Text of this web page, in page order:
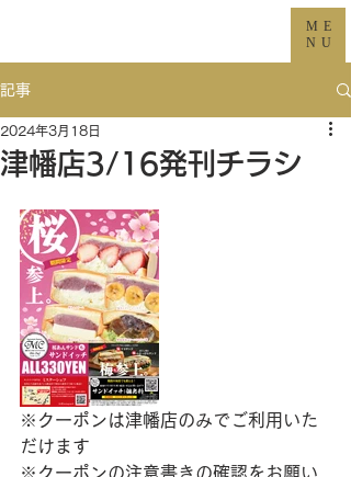
ME
NU
記事
津幡店3/16発刊チラシ
2024年3月18日
※クーポンは津幡店のみでご利用いた
だけます
※クーポンの注意書きの確認をお願い